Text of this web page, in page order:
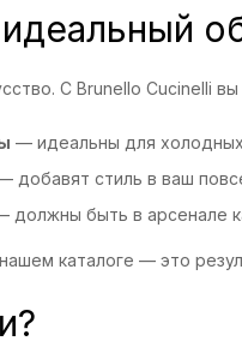
С Brunello Cucinelli
— идеальны для
добавят стиль в ваш
должны быть в арсенале
каталоге — это